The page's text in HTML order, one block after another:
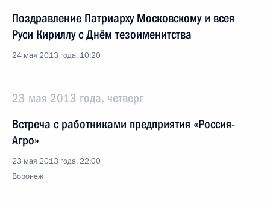
Поздравление Патриарху Московскому и всея
Руси Кириллу с Днём тезоименитства
24 мая 2013 года, 10:20
23 мая 2013 года, четверг
Встреча с работниками предприятия «Россия-
Агро»
23 мая 2013 года, 22:00
Воронеж